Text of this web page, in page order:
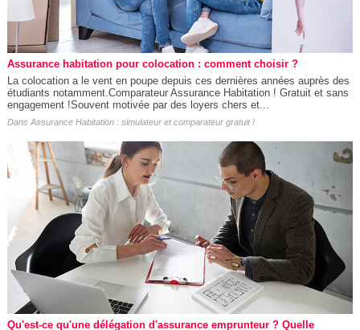
Assurance habitation pour colocation : comment choisir ?
La colocation a le vent en poupe depuis ces dernières années auprès des
étudiants notamment.Comparateur Assurance Habitation ! Gratuit et sans
engagement !Souvent motivée par des loyers chers et...
Dans Assurance Habitation : simulateur et comparateur gratuit !
Qu'est-ce qu'une délégation d'assurance emprunteur ? Quelle